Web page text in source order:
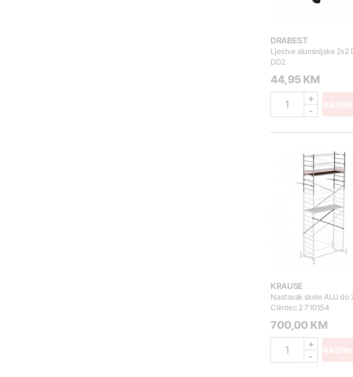
DRABEST
Ljestve aluminijske 2x2
DD2
44,95 KM
1
+
-
KRAUSE
Nastavak skele ALU do
Climtec 2 710154
700,00 KM
1
+
-